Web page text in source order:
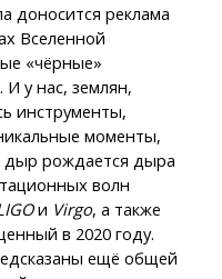
доносится реклама
Вселенной
«чёрные»
у нас, землян,
инструменты,
моменты,
дыр рождается дыра
волн
и Virgo, а также
в 2020 году.
ещё общей